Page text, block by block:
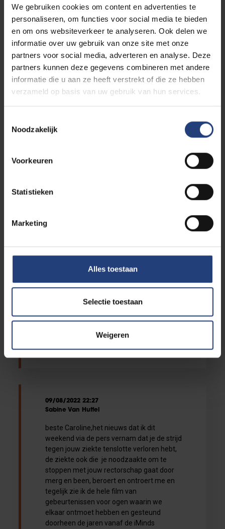
We gebruiken cookies om content en advertenties te
personaliseren, om functies voor social media te bieden
en om ons websiteverkeer te analyseren. Ook delen we
informatie over uw gebruik van onze site met onze
partners voor social media, adverteren en analyse. Deze
partners kunnen deze gegevens combineren met andere
informatie die u aan ze heeft verstrekt of die ze hebben
verzameld op basis van uw gebruik van hun services.
Noodzakelijk
Voorkeuren
Statistieken
Marketing
Alles toestaan
Selectie toestaan
Weigeren
de VUB, op Brussel, maar vooral op zoveel
ontzettend inspirerende leider. Ode aan de
verwondering! Oprecht medeleven,
Tamara
09/08/2022 23:06
Anne-Janine Kleij
persoonlijk, ze was een lieve , innemende
09/08/2022 22:27
familie. Veel sterkte in deze moeilijke tijd.
Patrick en familie
09/08/2022 22:27
Sabine Van Huffel
beste Caroline,het nieuws dat ik dit
weekend via de pers vernam dat je de strijd
tegen jouw ziekte tenslotte verloren hebt,
de ziekte ook die je noodzaakte om te
stoppen met jouw rectorschap gaat door
merg en been, beroert en ontroert me en
tegelijk zie ik de hele film van
gebeurtenissen voor ogen waarin we
elkaar ontmoet hebben en gesteund
doorheen de jaren vanaf de iMinds